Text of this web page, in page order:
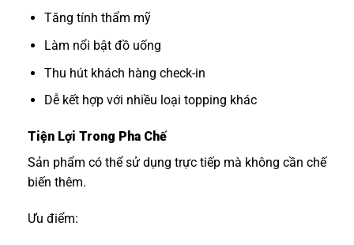
Tăng tính thẩm mỹ
Làm nổi bật đồ uống
Thu hút khách hàng check-in
Dễ kết hợp với nhiều loại topping khác
Tiện Lợi Trong Pha Chế
Sản phẩm có thể sử dụng trực tiếp mà không cần chế
biến thêm.
Ưu điểm: